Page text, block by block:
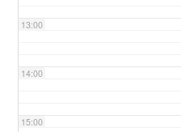
13:00
14:00
15:00